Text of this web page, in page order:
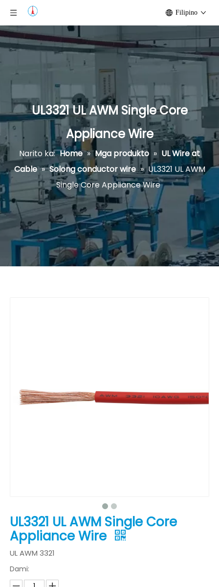
Filipino
UL3321 UL AWM Single Core
Appliance Wire
Narito ka: Home » Mga produkto » UL Wire at
Cable » Solong conductor wire » UL3321 UL AWM
Single Core Appliance Wire
UL3321 UL AWM Single Core
Appliance Wire
UL AWM 3321
Dami: